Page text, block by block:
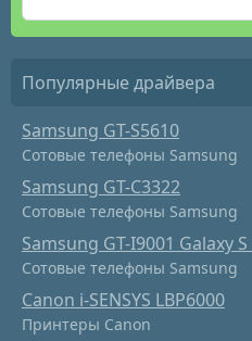
Популярные драйвера
Samsung GT-S5610
Сотовые телефоны Samsung
Samsung GT-C3322
Сотовые телефоны Samsung
Samsung GT-I9001 Galaxy
Сотовые телефоны Samsung
Canon i-SENSYS LBP6000
Принтеры Canon